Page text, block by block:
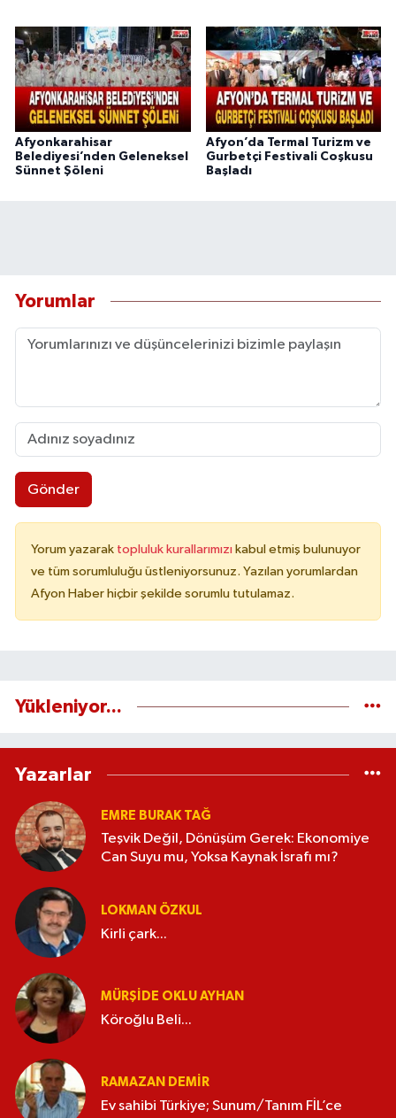
Afyonkarahisar
Belediyesi’nden Geleneksel
Sünnet Şöleni
Afyon’da Termal Turizm ve
Gurbetçi Festivali Coşkusu
Başladı
Yorumlar
Gönder
Yorum yazarak topluluk kurallarımızı kabul etmiş bulunuyor
ve tüm sorumluluğu üstleniyorsunuz. Yazılan yorumlardan
Afyon Haber hiçbir şekilde sorumlu tutulamaz.
Yükleniyor...
Yazarlar
EMRE BURAK TAĞ
Teşvik Değil, Dönüşüm Gerek: Ekonomiye
Can Suyu mu, Yoksa Kaynak İsrafı mı?
LOKMAN ÖZKUL
Kirli çark...
MÜRŞIDE OKLU AYHAN
Köroğlu Beli...
RAMAZAN DEMİR
Ev sahibi Türkiye; Sunum/Tanım FİL’ce